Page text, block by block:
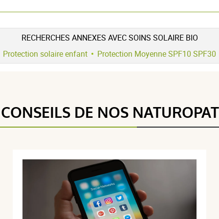
RECHERCHES ANNEXES AVEC SOINS SOLAIRE BIO
Protection solaire enfant
Protection Moyenne SPF10 SPF30
DE NOS